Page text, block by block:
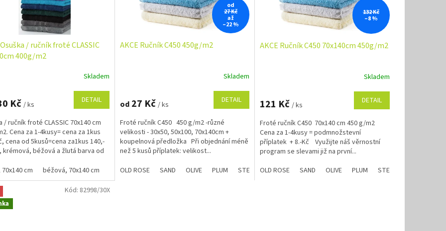
/ ručník froté CLASSIC
400g/m2
Skladem
Kč/ ks DETAIL
/ ručník froté CLASSIC 70x140 cm
Cena za 1-4kusy= cena za 1kus
cena od 5kusů=cena za1kus 140,-
krémová, béžová a žlutá barva od
cm
béžová, 70x140 cm černá, 70x140 cm červená, 70x140 cm krémová, 70x140cm marine modrá, 70x140cm
od
27 Kč
až
–22 %
AKCE Ručník C450 450g/m2
je
z
5
hvězdiček.
Skladem
od27 Kč / ks DETAIL
Froté ručník C450 450 g/m2 -různé
velikosti - 30x50, 50x100, 70x140cm +
koupelnová předložka Při objednání méně
než 5 kusů příplatek: velikost...
OLD ROSE
SAND OLIVE PLUM STEEL CHAMPAGNE Modrá AQUA
132 Kč
–8 %
AKCE Ručník C450 70x140cm 450g/m2
Skladem
121 Kč / ks DETAIL
Froté ručník C450 70x140 cm 450 g/m2
Cena za 1-4kusy = podmnožstevní
příplatek + 8.-Kč Využijte náš věrnostní
program se slevami již na první...
OLD ROSE
SAND OLIVE PLUM STEEL
Kód: 82998/30X